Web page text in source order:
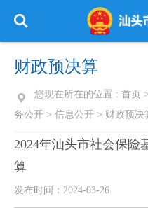
财政预决算
您现在所在的位置 : 首页 >
务公开 > 信息公开 > 财政预决
2024年汕头市社会保险
算
发布时间：2024-03-26